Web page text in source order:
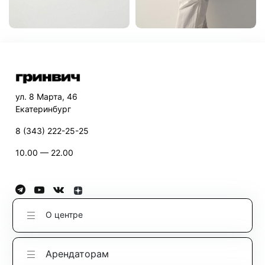
ул. 8 Марта, 46
Екатеринбург
8 (343) 222-25-25
10.00 — 22.00
О центре
Арендаторам